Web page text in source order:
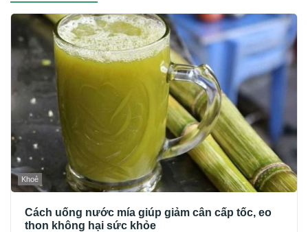
Khoẻ
Cách uống nước mía giúp giảm cân cấp tốc, eo
thon không hại sức khỏe